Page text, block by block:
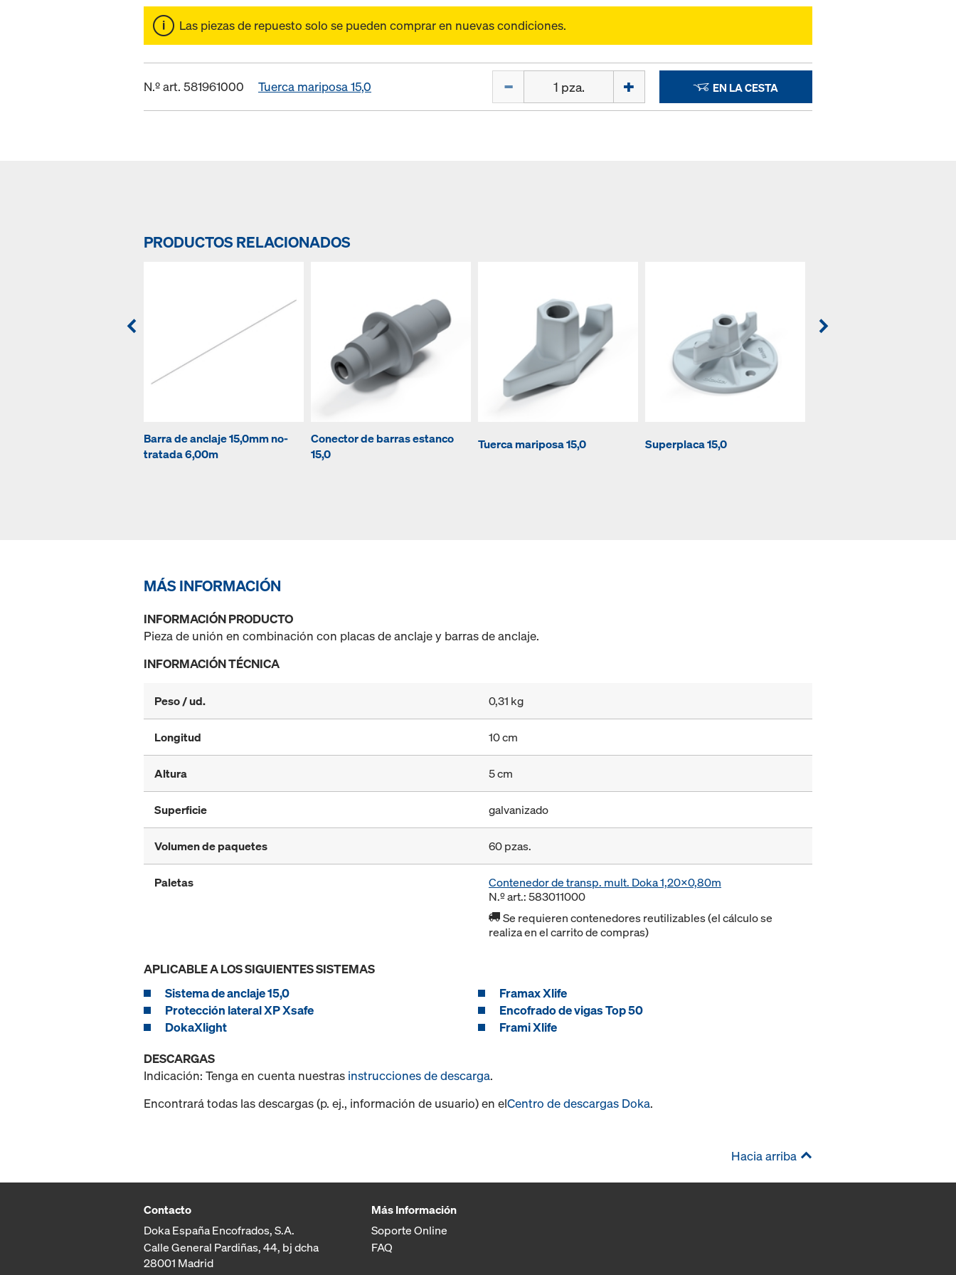
Las piezas de repuesto solo se pueden comprar en nuevas condiciones.
N.º art. 581961000 Tuerca mariposa 15,0 EN LA CESTA
PRODUCTOS RELACIONADOS
Barra de anclaje 15,0mm no-
tratada 6,00m
Conector de barras estanco
15,0
Tuerca mariposa 15,0 Superplaca 15,0
MÁS INFORMACIÓN
INFORMACIÓN PRODUCTO
Pieza de unión en combinación con placas de anclaje y barras de anclaje.
INFORMACIÓN TÉCNICA
Peso / ud. 0,31 kg
Longitud 10 cm
Altura 5 cm
Superficie galvanizado
Volumen de paquetes 60 pzas.
Paletas
Contenedor de transp. mult. Doka 1,20x0,80m
N.º art.: 583011000
Se requieren contenedores reutilizables (el cálculo se
realiza en el carrito de compras)
APLICABLE A LOS SIGUIENTES SISTEMAS
Sistema de anclaje 15,0
Framax Xlife
Protección lateral XP Xsafe
Encofrado de vigas Top 50
DokaXlight
Frami Xlife
DESCARGAS
Indicación: Tenga en cuenta nuestras instrucciones de descarga.
Encontrará todas las descargas (p. ej., información de usuario) en elCentro de descargas Doka.
Hacia arriba
Contacto
Doka España Encofrados, S.A.
Calle General Pardiñas, 44, bj dcha
28001 Madrid
Más Información
Soporte Online
FAQ